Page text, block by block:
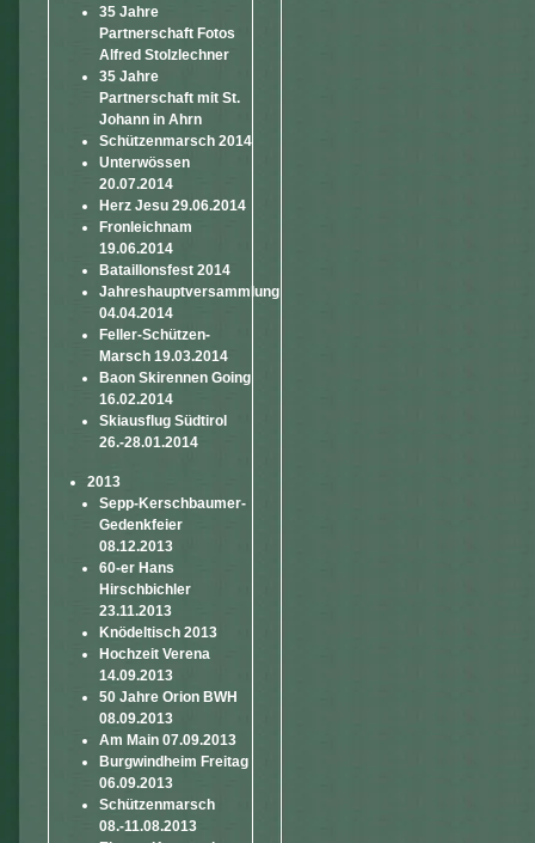
35 Jahre
Partnerschaft Fotos
Alfred Stolzlechner
35 Jahre
Partnerschaft mit St.
Johann in Ahrn
Schützenmarsch 2014
Unterwössen
20.07.2014
Herz Jesu 29.06.2014
Fronleichnam
19.06.2014
Bataillonsfest 2014
Jahreshauptversammlung
04.04.2014
Feller-Schützen-
Marsch 19.03.2014
Baon Skirennen Going
16.02.2014
Skiausflug Südtirol
26.-28.01.2014
2013
Sepp-Kerschbaumer-
Gedenkfeier
08.12.2013
60-er Hans
Hirschbichler
23.11.2013
Knödeltisch 2013
Hochzeit Verena
14.09.2013
50 Jahre Orion BWH
08.09.2013
Am Main 07.09.2013
Burgwindheim Freitag
06.09.2013
Schützenmarsch
08.-11.08.2013